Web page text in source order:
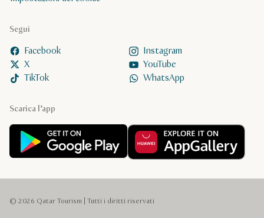
Scarica l’app
Segui
Facebook
Instagram
X
YouTube
TikTok
WhatsApp
© 2026 Qatar Tourism | Tutti i diritti riservati